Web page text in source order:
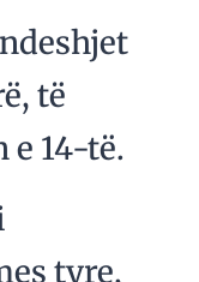
të
e 14-të.
tyre,